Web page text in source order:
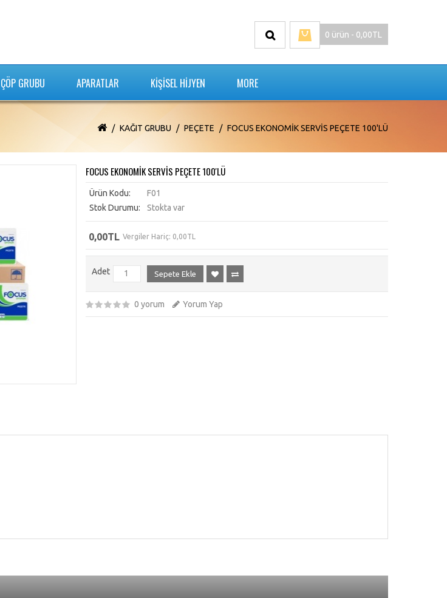
0 ürün - 0,00TL
ÇÖP GRUBU APARATLAR KİŞİSEL HİJYEN MORE
KAĞIT GRUBU PEÇETE FOCUS EKONOMİK SERVİS PEÇETE 100'LÜ
FOCUS EKONOMİK SERVİS PEÇETE 100'LÜ
Ürün Kodu:
F01
Stok Durumu:
Stokta var
0,00TL Vergiler Hariç: 0,00TL
Adet Sepete Ekle
0 yorum Yorum Yap